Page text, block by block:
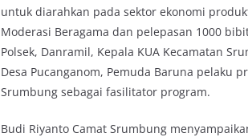
untuk diarahkan pada sektor ekonomi
Moderasi Beragama dan pelepasan 1000
Polsek, Danramil, Kepala KUA Kecamatan
Desa Pucanganom, Pemuda Baruna pelaku
Srumbung sebagai fasilitator program.
Budi Riyanto Camat Srumbung